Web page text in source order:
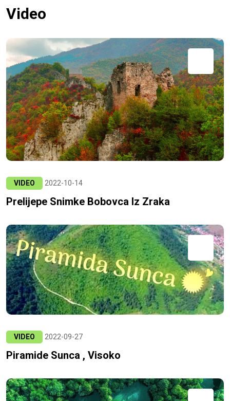
Video
VIDEO 2022-10-14
Prelijepe Snimke Bobovca Iz Zraka
VIDEO 2022-09-27
Piramide Sunca , Visoko